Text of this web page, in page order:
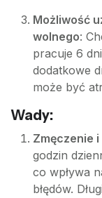
Możliwość
wolnego:
pracuje 6
dodatkowe
może być
Wady:
Zmęczenie
godzin
co wpływa
błędów.